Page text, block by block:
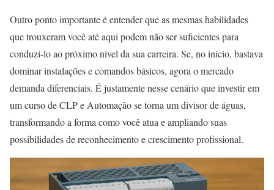
Outro ponto importante é entender que as mesmas habilidades
que trouxeram você até aqui podem não ser suficientes para
conduzi-lo ao próximo nível da sua carreira. Se, no início, bastava
dominar instalações e comandos básicos, agora o mercado
demanda diferenciais. É justamente nesse cenário que investir em
um curso de CLP e Automação se torna um divisor de águas,
transformando a forma como você atua e ampliando suas
possibilidades de reconhecimento e crescimento profissional.